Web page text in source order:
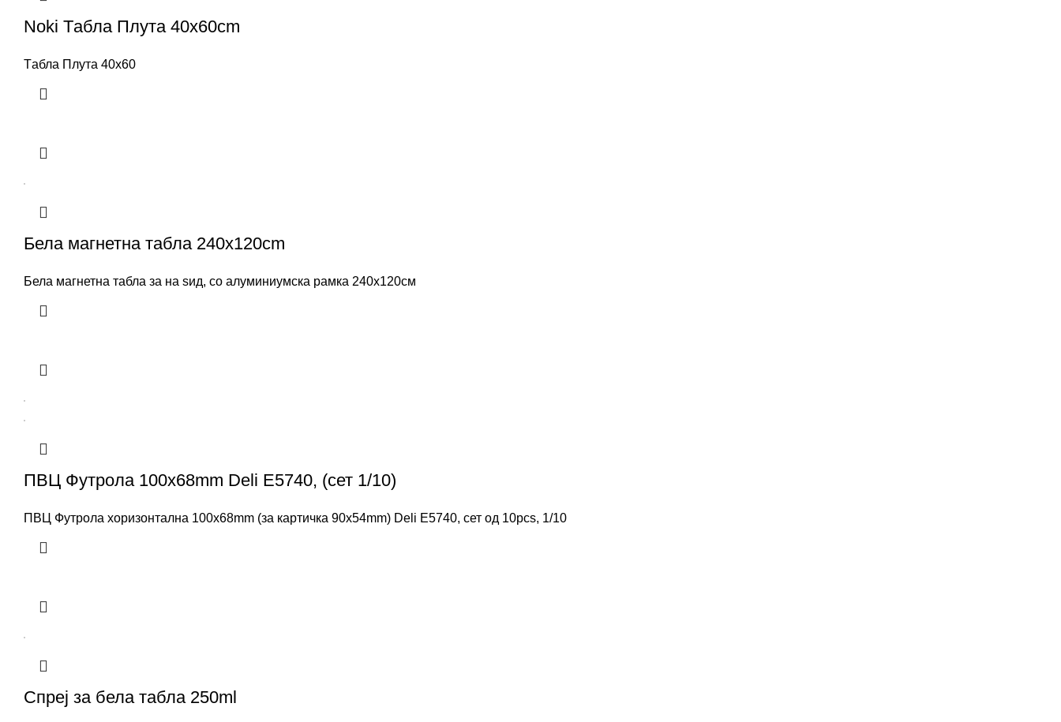
Noki Tабла Плута 40x60cm
Tабла Плута 40x60
Бела магнетна табла 240x120cm
Бела магнетна табла за на ѕид, со алуминиумска рамка 240x120см
ПВЦ Футрола 100x68mm Deli E5740, (сет 1/10)
ПВЦ Футрола хоризонтална 100x68mm (за картичка 90x54mm) Deli E5740, сет од 10pcs, 1/10
Спреј за бела табла 250ml